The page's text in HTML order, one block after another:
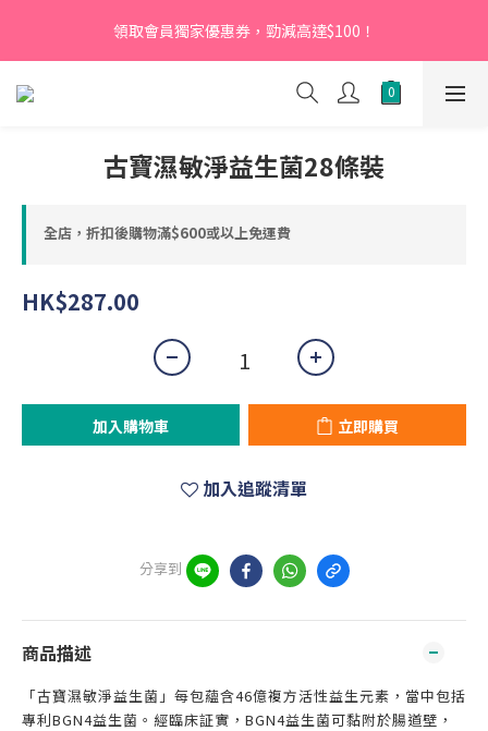
【新會員】即日起至2026月12月31日，首次下單輸入優惠碼
「NEW95」即可享95折
領取會員獨家優惠券，勁減高達$100！
【新會員】即日起至2026月12月31日，首次下單輸入優惠碼
「NEW95」即可享95折
古寶濕敏淨益生菌28條裝
全店，折扣後購物滿$600或以上免運費
HK$287.00
加入購物車 立即購買
加入追蹤清單
分享到
商品描述
「古寶濕敏淨益生菌」每包蘊含46億複方活性益生元素，當中包括
專利BGN4益生菌。經臨床証實，BGN4益生菌可黏附於腸道壁，